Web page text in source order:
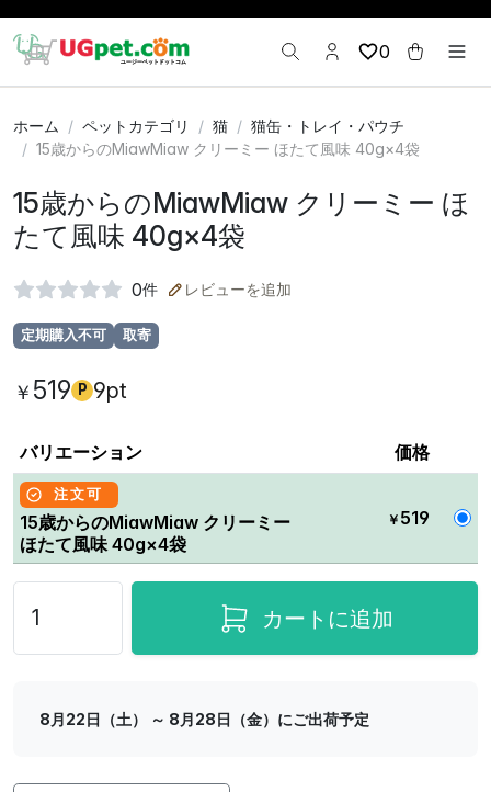
0
ホーム ペットカテゴリ 猫
猫缶・トレイ・パウチ
15歳からのMiawMiaw クリーミー ほたて風味 40g×4袋
15歳からのMiawMiaw クリーミー ほ
たて風味 40g×4袋
0件 レビューを追加
定期購入不可 取寄
￥ 519 P 9pt
バリエーション 価格
注文可
15歳からのMiawMiaw クリーミー
ほたて風味 40g×4袋
￥ 519
カートに追加
8月22日（土） ～ 8月28日（金）にご出荷予定